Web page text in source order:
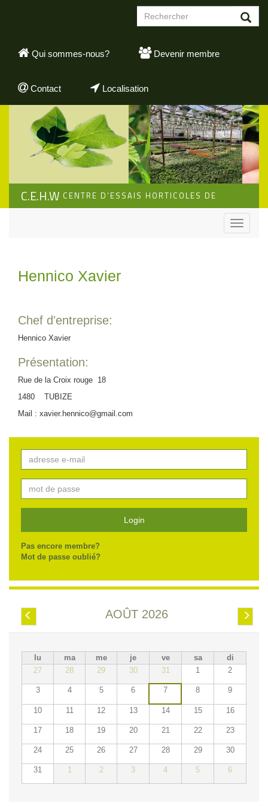
Formulaire
de
Qui sommes-nous? Devenir membre
Contact Localisation
C.E.H.W CENTRE D'ESSAIS HORTICOLES DE
Toggle
Hennico Xavier
Chef d'entreprise:
Hennico Xavier
Présentation:
Rue de la Croix rouge 18
1480 TUBIZE
Mail : xavier.hennico@gmail.com
Login
Pas encore membre?
Mot de passe oublié?
Préc. Suiv.
AOÛT 2026
lu ma me je ve sa
di
27
28 29 30 31 1 2
3 4 5 6 7 8 9
10 11 12 13 14 15 16
17 18 19 20 21 22 23
24 25 26 27 28 29 30
31 1 2 3 4 5 6